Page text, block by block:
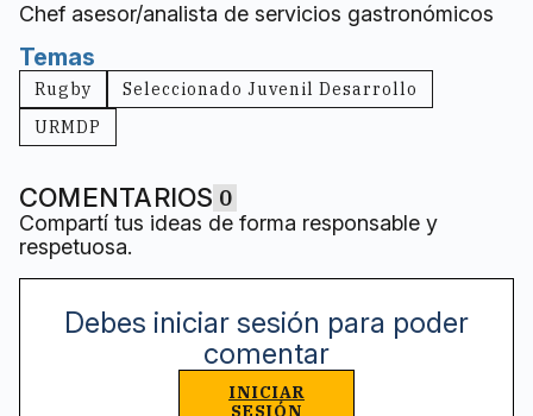
Chef asesor/analista de servicios gastronómicos
Temas
Rugby
Seleccionado Juvenil Desarrollo
URMDP
COMENTARIOS 0
Compartí tus ideas de forma responsable y
respetuosa.
Debes iniciar sesión para poder
comentar
INICIAR
SESIÓN